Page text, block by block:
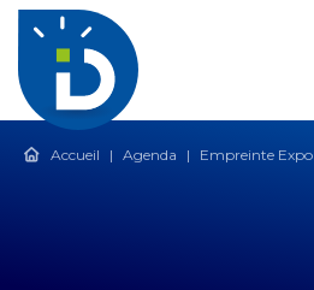
Accueil | Agenda | Empreinte Expo